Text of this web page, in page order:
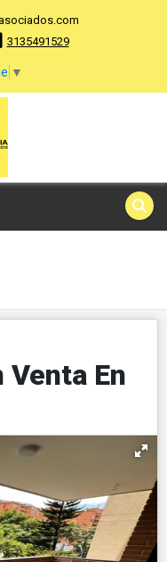
3135491529
▼
En